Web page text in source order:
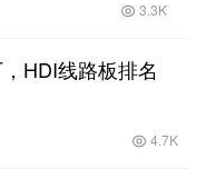
3.3K
HDI线路板排名
4.7K